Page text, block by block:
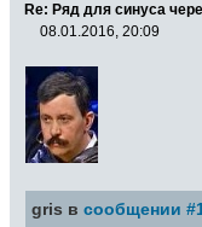
Re: Ряд для синуса
08.01.2016, 20:09
gris в сообщении